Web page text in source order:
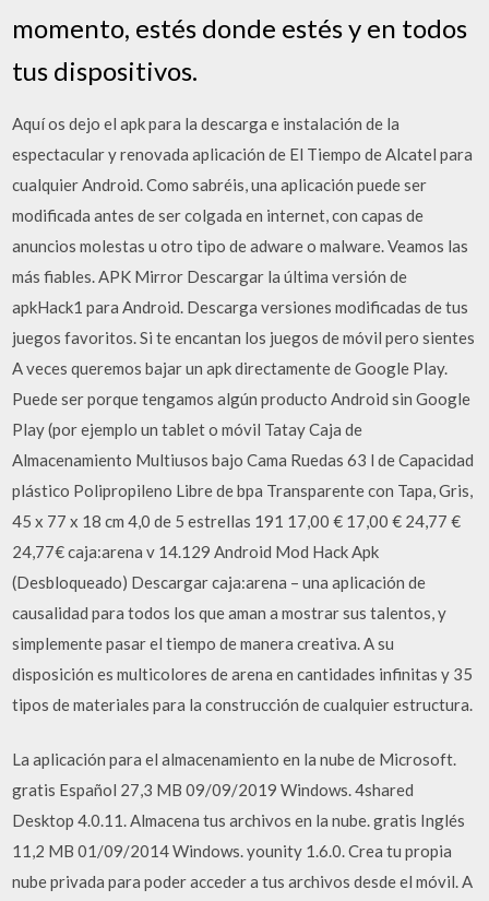
momento, estés donde estés y en todos
tus dispositivos.
Aquí os dejo el apk para la descarga e instalación de la
espectacular y renovada aplicación de El Tiempo de Alcatel para
cualquier Android. Como sabréis, una aplicación puede ser
modificada antes de ser colgada en internet, con capas de
anuncios molestas u otro tipo de adware o malware. Veamos las
más fiables. APK Mirror Descargar la última versión de
apkHack1 para Android. Descarga versiones modificadas de tus
juegos favoritos. Si te encantan los juegos de móvil pero sientes
A veces queremos bajar un apk directamente de Google Play.
Puede ser porque tengamos algún producto Android sin Google
Play (por ejemplo un tablet o móvil Tatay Caja de
Almacenamiento Multiusos bajo Cama Ruedas 63 l de Capacidad
plástico Polipropileno Libre de bpa Transparente con Tapa, Gris,
45 x 77 x 18 cm 4,0 de 5 estrellas 191 17,00 € 17,00 € 24,77 €
24,77€ caja:arena v 14.129 Android Mod Hack Apk
(Desbloqueado) Descargar caja:arena – una aplicación de
causalidad para todos los que aman a mostrar sus talentos, y
simplemente pasar el tiempo de manera creativa. A su
disposición es multicolores de arena en cantidades infinitas y 35
tipos de materiales para la construcción de cualquier estructura.
La aplicación para el almacenamiento en la nube de Microsoft.
gratis Español 27,3 MB 09/09/2019 Windows. 4shared
Desktop 4.0.11. Almacena tus archivos en la nube. gratis Inglés
11,2 MB 01/09/2014 Windows. younity 1.6.0. Crea tu propia
nube privada para poder acceder a tus archivos desde el móvil. A